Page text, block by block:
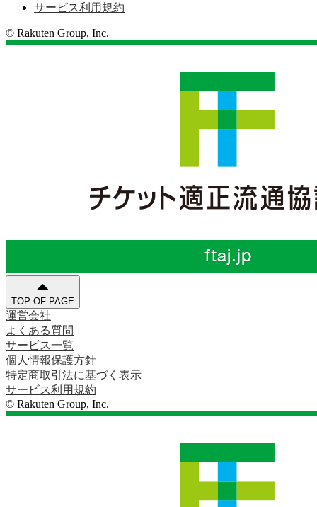
サービス利用規約
© Rakuten Group, Inc.
TOP OF PAGE
運営会社
よくある質問
サービス一覧
個人情報保護方針
特定商取引法に基づく表示
サービス利用規約
© Rakuten Group, Inc.